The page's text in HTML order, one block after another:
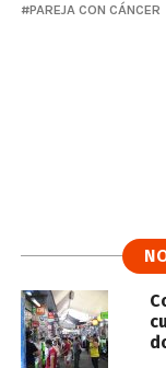
PAREJA CON CÁNCER